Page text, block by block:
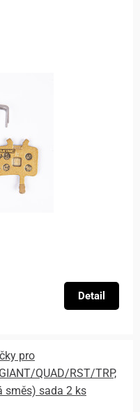
Detail
pro
QUAD/RST/TRP,
směs) sada 2 ks